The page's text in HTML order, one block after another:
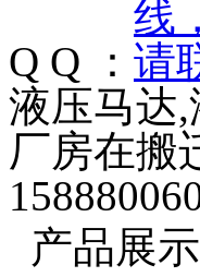
Q Q ：
液压马达
厂房在搬
产品展示